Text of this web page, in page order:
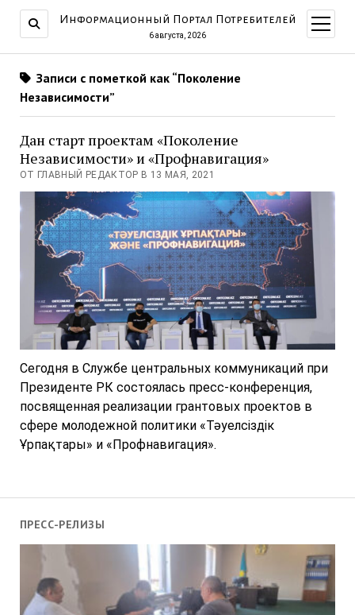
Информационный Портал Потребителей
6 августа, 2026
меню
ПРЕСС-РЕЛИЗЫ
Записи с пометкой как “Поколение
Независимости”
Дан старт проектам «Поколение
Независимости» и «Профнавигация»
ОТ ГЛАВНЫЙ РЕДАКТОР В 13 МАЯ, 2021
Сегодня в Службе центральных коммуникаций при
Президенте РК состоялась пресс-конференция,
посвященная реализации грантовых проектов в
сфере молодежной политики «Тәуелсіздік
Ұрпақтары» и «Профнавигация».